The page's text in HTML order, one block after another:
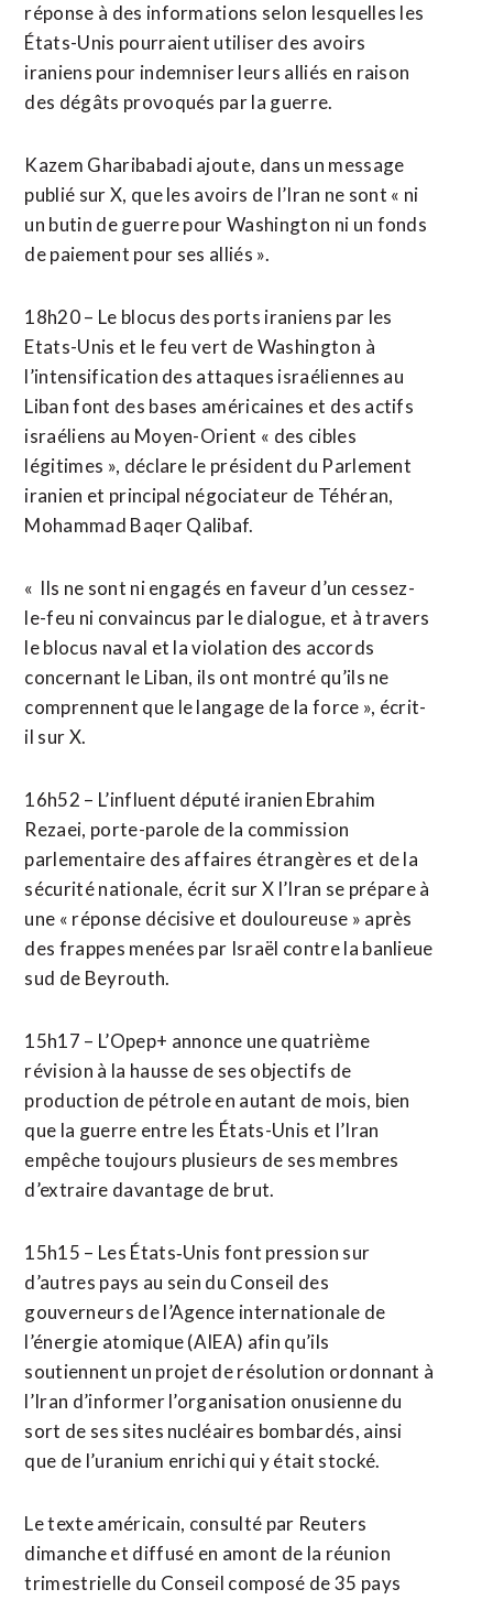
réponse à des informations selon lesquelles les
États-Unis pourraient utiliser des avoirs
iraniens pour indemniser leurs alliés en raison
des dégâts provoqués par la guerre.
Kazem Gharibabadi ajoute, dans un message
publié sur X, que les avoirs de l’Iran ne sont « ni
un butin de guerre pour Washington ni un fonds
de paiement pour ses alliés ».
18h20 – Le blocus des ports iraniens par les
Etats-Unis et le feu vert de Washington ⁠à
l’intensification des ‌attaques israéliennes au
Liban font des bases américaines et des actifs
israéliens au Moyen-Orient « des cibles
légitimes », déclare le président du Parlement
iranien et principal négociateur de Téhéran,
Mohammad Baqer Qalibaf.
« Ils ne sont ni engagés ⁠en faveur d’un cessez-
le-feu ni convaincus par le dialogue, et à travers
le blocus naval et la violation des accords
concernant le Liban, ils ont montré qu’ils ne
comprennent que le ​langage de la force », écrit-
il sur X.
16h52 – ​L’influent député iranien Ebrahim
Rezaei, porte-parole de la commission
parlementaire des affaires étrangères et de la
sécurité nationale, écrit sur X l’Iran se prépare à
une « réponse décisive et douloureuse » après
des frappes menées par Israël contre la banlieue
sud de Beyrouth.
15h17 – L’Opep+ annonce une quatrième ​
révision à la hausse de ses objectifs de
production de pétrole en autant de mois, bien
que la guerre entre les États-Unis et l’Iran
empêche toujours plusieurs de ses membres
d’extraire davantage de brut.
15h15 – Les États‑Unis font pression sur
d’autres pays au sein du Conseil des
gouverneurs de l’Agence internationale de
l’énergie atomique (AIEA) afin qu’ils
soutiennent un projet de résolution ordonnant à
‌l’Iran d’informer l’organisation onusienne du
sort de ses sites nucléaires bombardés, ​ainsi
que de l’uranium enrichi qui y était stocké.
Le texte américain, consulté par Reuters
dimanche et diffusé en amont de la réunion
trimestrielle du Conseil composé de 35 pays